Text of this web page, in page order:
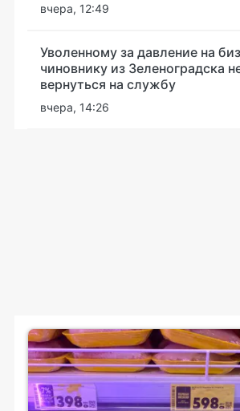
вчера, 12:49
Уволенному за давление на
чиновнику из Зеленоградска
вернуться на службу
вчера, 14:26